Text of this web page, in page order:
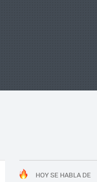
HOY SE HABLA DE